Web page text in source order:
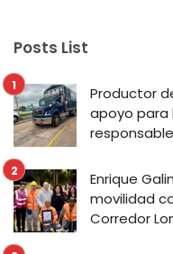
Posts List
Productor
apoyo para
Enrique
movilidad
Corredor